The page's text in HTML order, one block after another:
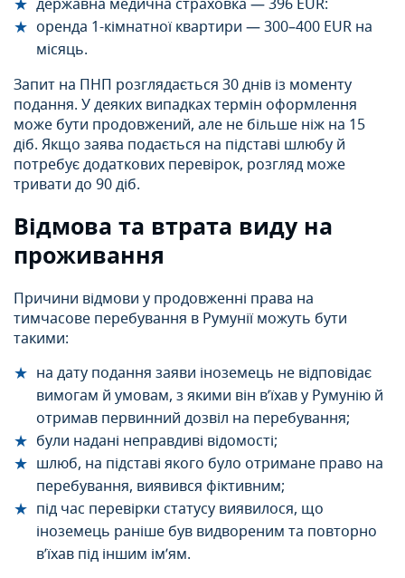
державна медична страховка — 396 EUR:
оренда 1-кімнатної квартири — 300–400 EUR на
місяць.
Запит на ПНП розглядається 30 днів із моменту
подання. У деяких випадках термін оформлення
може бути продовжений, але не більше ніж на 15
діб. Якщо заява подається на підставі шлюбу й
потребує додаткових перевірок, розгляд може
тривати до 90 діб.
Відмова та втрата виду на
проживання
Причини відмови у продовженні права на
тимчасове перебування в Румунії можуть бути
такими:
на дату подання заяви іноземець не відповідає
вимогам й умовам, з якими він в’їхав у Румунію й
отримав первинний дозвіл на перебування;
були надані неправдиві відомості;
шлюб, на підставі якого було отримане право на
перебування, виявився фіктивним;
під час перевірки статусу виявилося, що
іноземець раніше був видвореним та повторно
в’їхав під іншим ім’ям.